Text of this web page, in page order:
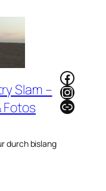
Slam –
Fotos
durch bislang
Link